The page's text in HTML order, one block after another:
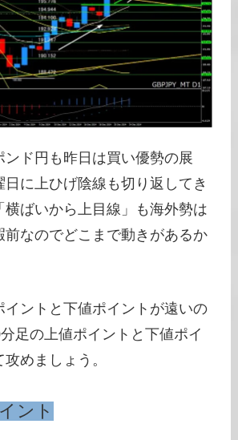
ンド円も昨日は買い優勢の展
日に上ひげ陰線も切り返してき
横ばいから上目線」も海外勢は
前なのでどこまで動きがあるか
イントと下値ポイントが遠いの
足の上値ポイントと下値ポイ
めましょう。
ント